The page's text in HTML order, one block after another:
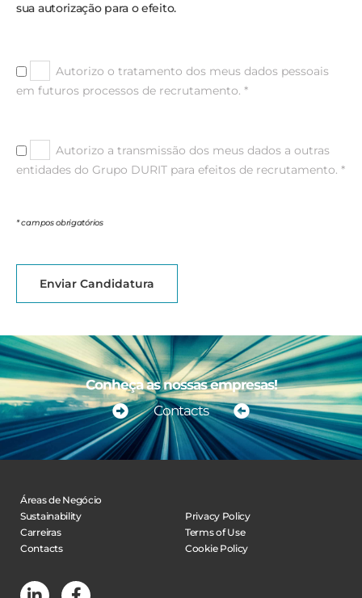
sua autorização para o efeito.
Autorizo o tratamento dos meus dados pessoais
em futuros processos de recrutamento. *
Autorizo a transmissão dos meus dados a outras
entidades do Grupo DURIT para efeitos de recrutamento. *
* campos obrigatórios
Enviar Candidatura
Conheça as nossas empresas!
Contacts
Áreas de Negócio
Sustainability
Carreiras
Contacts
Privacy Policy
Terms of Use
Cookie Policy